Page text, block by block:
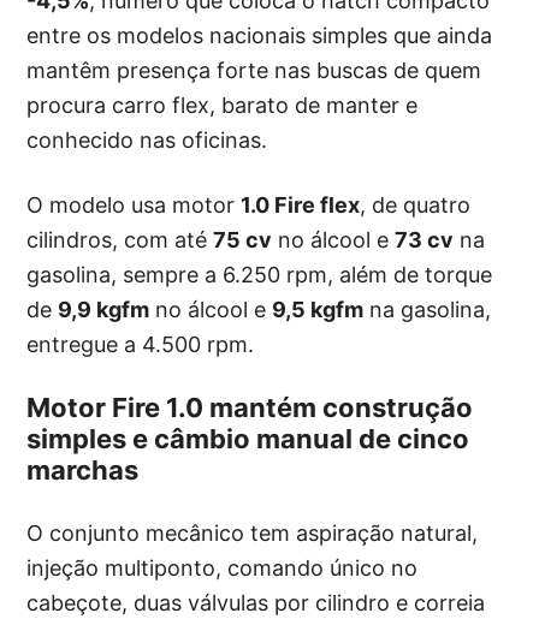
entre os modelos nacionais simples que ainda
mantêm presença forte nas buscas de quem
procura carro flex, barato de manter e
conhecido nas oficinas.
O modelo usa motor 1.0 Fire flex, de quatro
cilindros, com até75 cv no álcool e73 cv na
gasolina, sempre a 6.250 rpm, além de torque
de 9,9 kgfm no álcool e 9,5 kgfm na gasolina,
entregue a 4.500 rpm.
Motor Fire 1.0 mantém construção
simples e câmbio manual de cinco
marchas
O conjunto mecânico tem aspiração natural,
injeção multiponto, comando único no
cabeçote, duas válvulas por cilindro e correia